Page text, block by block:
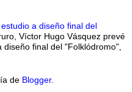
a diseño final del
Víctor Hugo Vásquez prevé
final del "Folklódromo",
de Blogger.